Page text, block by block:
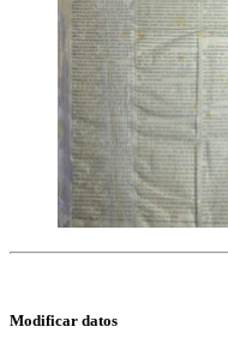
Modificar datos